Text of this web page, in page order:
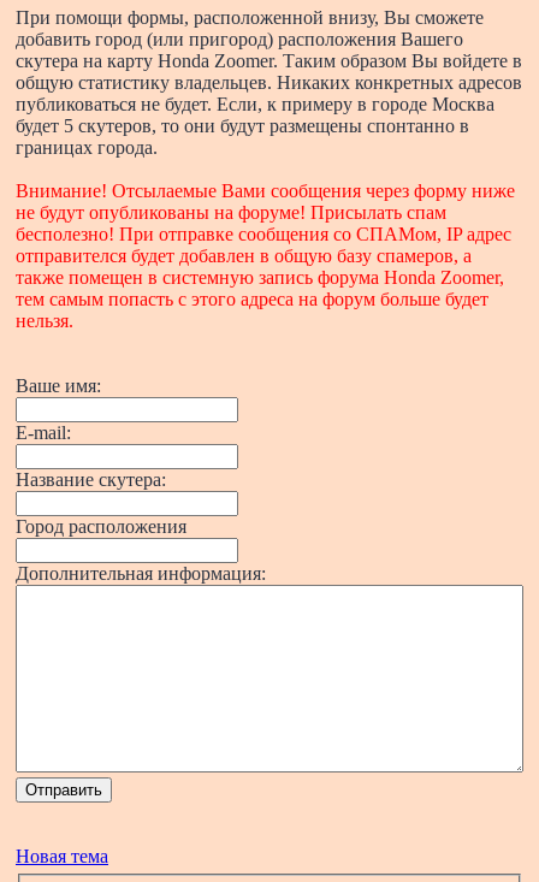
При помощи формы, расположенной внизу, Вы сможете
добавить город (или пригород) расположения Вашего
скутера на карту Honda Zoomer. Таким образом Вы войдете в
общую статистику владельцев. Никаких конкретных адресов
публиковаться не будет. Если, к примеру в городе Москва
будет 5 скутеров, то они будут размещены спонтанно в
границах города.
Внимание! Отсылаемые Вами сообщения через форму ниже
не будут опубликованы на форуме! Присылать спам
бесполезно! При отправке сообщения со СПАМом, IP адрес
отправителся будет добавлен в общую базу спамеров, а
также помещен в системную запись форума Honda Zoomer,
тем самым попасть с этого адреса на форум больше будет
нельзя.
Ваше имя:
E-mail:
Название скутера:
Город расположения
Дополнительная информация:
Новая тема